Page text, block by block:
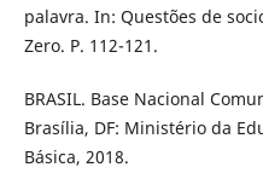
palavra. In: Questões de
Zero. P. 112-121.
BRASIL. Base Nacional
Brasília, DF: Ministério da
Básica, 2018.